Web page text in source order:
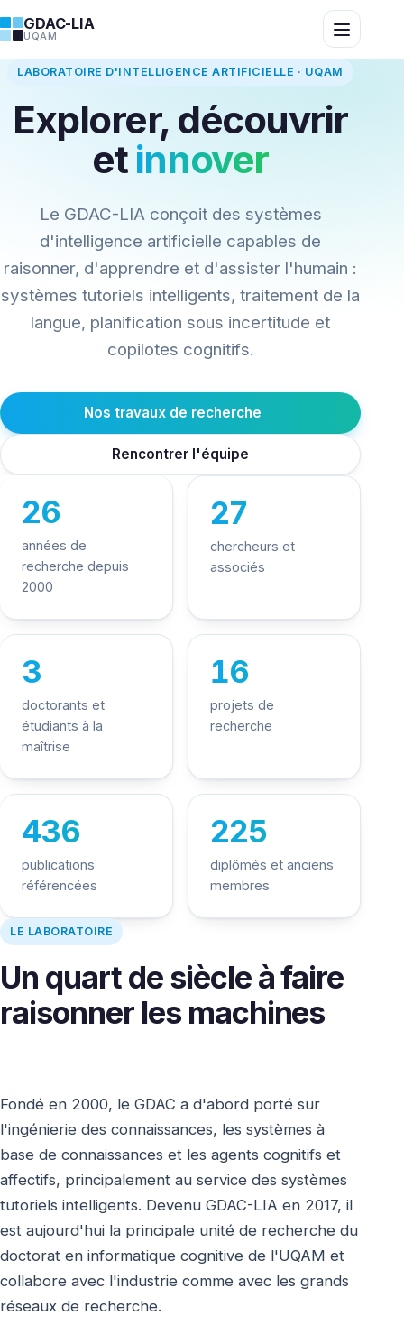
GDAC-LIA
UQAM Ouvrir le
LABORATOIRE D'INTELLIGENCE ARTIFICIELLE · UQAM
Explorer, découvrir
etinnover
Le GDAC-LIA conçoit des systèmes
d'intelligence artificielle capables de
raisonner, d'apprendre et d'assister l'humain :
systèmes tutoriels intelligents, traitement de la
langue, planification sous incertitude et
copilotes cognitifs.
Nos travaux de recherche
Rencontrer l'équipe
26
années de
recherche depuis
2000
27
chercheurs et
associés
3
doctorants et
étudiants à la
maîtrise
16
projets de
recherche
436
publications
référencées
225
diplômés et anciens
membres
LE LABORATOIRE
Un quart de siècle à faire
raisonner les machines
Fondé en 2000, le GDAC a d'abord porté sur
l'ingénierie des connaissances, les systèmes à
base de connaissances et les agents cognitifs et
affectifs, principalement au service des systèmes
tutoriels intelligents. Devenu GDAC-LIA en 2017, il
est aujourd'hui la principale unité de recherche du
doctorat en informatique cognitive de l'UQAM et
collabore avec l'industrie comme avec les grands
réseaux de recherche.